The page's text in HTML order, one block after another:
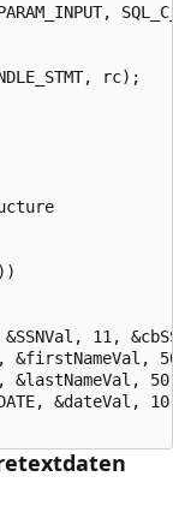
rc);
11,
&firstNameVal,
&lastNameVal,